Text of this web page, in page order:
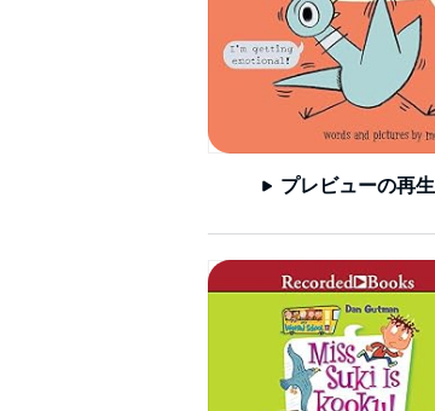
プレビューの再生